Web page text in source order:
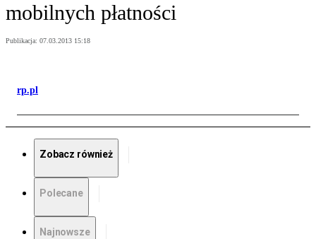
mobilnych płatności
Publikacja: 07.03.2013 15:18
rp.pl
Zobacz również
Polecane
Najnowsze